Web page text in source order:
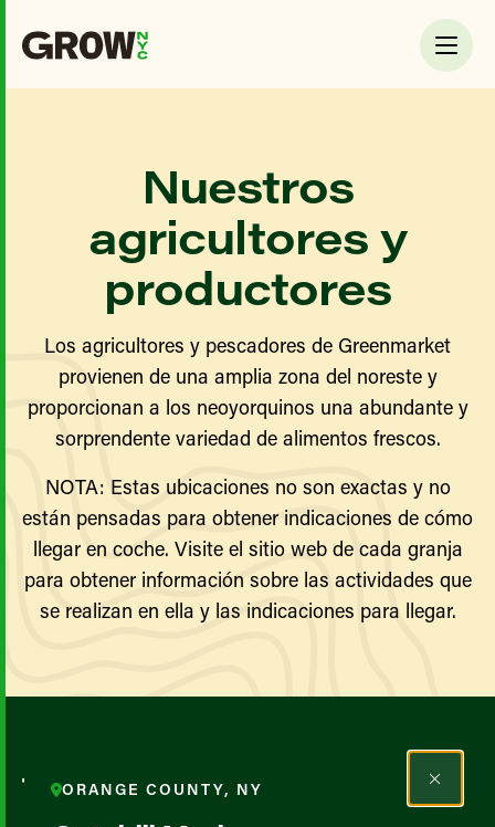
Nuestros
agricultores y
productores
Los agricultores y pescadores de Greenmarket
provienen de una amplia zona del noreste y
proporcionan a los neoyorquinos una abundante y
sorprendente variedad de alimentos frescos.
NOTA: Estas ubicaciones no son exactas y no
están pensadas para obtener indicaciones de cómo
llegar en coche. Visite el sitio web de cada granja
para obtener información sobre las actividades que
se realizan en ella y las indicaciones para llegar.
Todos los agricultores y
ORANGE COUNTY, NY